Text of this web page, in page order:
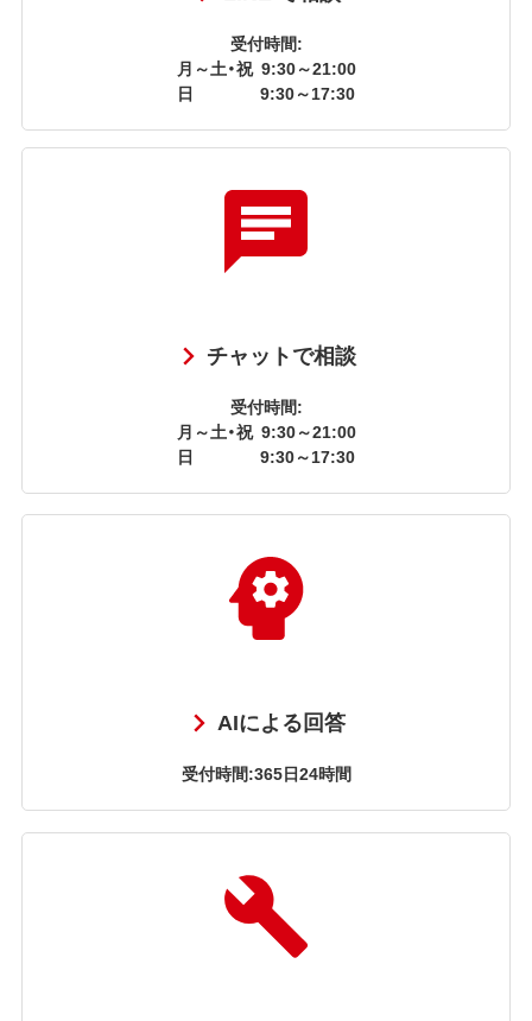
受付時間:
月～土・祝 9:30～21:00
日
9:30～17:30
チャットで相談
受付時間:
月～土・祝 9:30～21:00
日
9:30～17:30
AIによる回答
受付時間:365日24時間